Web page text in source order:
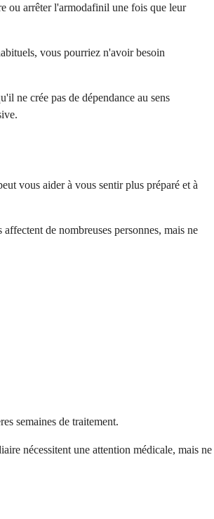
ou arrêter l'armodafinil une fois que leur
vous pourriez n'avoir besoin
ne crée pas de dépendance au sens
vous aider à vous sentir plus préparé et à
de nombreuses personnes, mais ne
semaines de traitement.
nécessitent une attention médicale, mais ne